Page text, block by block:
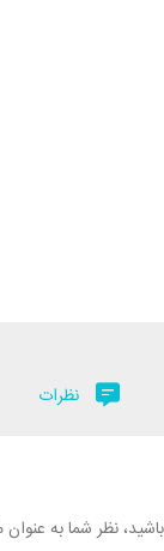
نظرات
باشید، نظر شما به